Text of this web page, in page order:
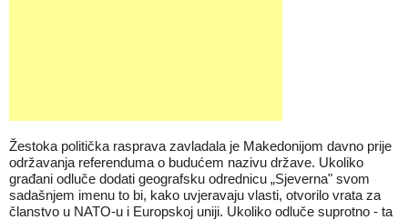
Žestoka politička rasprava zavladala je Makedonijom davno prije
održavanja referenduma o budućem nazivu države. Ukoliko
građani odluče dodati geografsku odrednicu „Sjeverna" svom
sadašnjem imenu to bi, kako uvjeravaju vlasti, otvorilo vrata za
članstvo u NATO-u i Europskoj uniji. Ukoliko odluče suprotno - ta